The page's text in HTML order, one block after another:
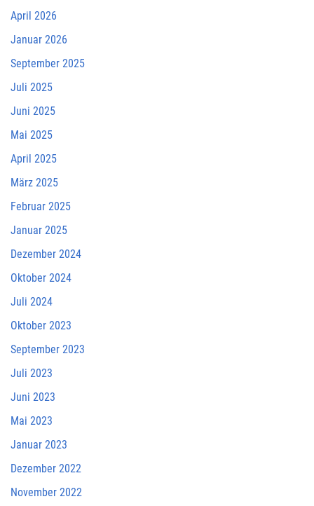
April 2026
Januar 2026
September 2025
Juli 2025
Juni 2025
Mai 2025
April 2025
März 2025
Februar 2025
Januar 2025
Dezember 2024
Oktober 2024
Juli 2024
Oktober 2023
September 2023
Juli 2023
Juni 2023
Mai 2023
Januar 2023
Dezember 2022
November 2022